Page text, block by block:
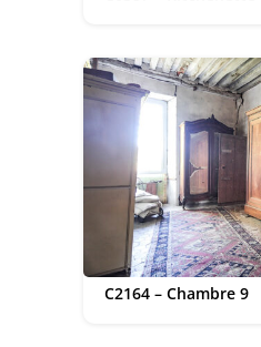
C2164 – Chambre 9